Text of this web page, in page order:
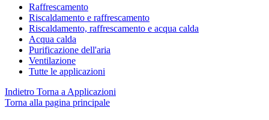
Raffrescamento
Riscaldamento e raffrescamento
Riscaldamento, raffrescamento e acqua calda
Acqua calda
Purificazione dell'aria
Ventilazione
Tutte le applicazioni
Indietro Torna a Applicazioni
Torna alla pagina principale